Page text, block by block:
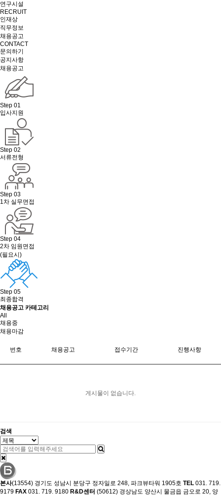
연구시설
RECRUIT
인재상
직무정보
채용공고
CONTACT
문의하기
공지사항
채용공고
Step 01
입사지원
Step 02
서류전형
Step 03
1차 실무면접
Step 04
2차 임원면접
(필요시)
Step 05
최종합격
채용공고 카테고리
All
채용중
채용마감
번호 채용공고 접수기간 진행사항
게시물이 없습니다.
검색
본사(13554) 경기도 성남시 분당구 정자일로 248, 파크뷰타워 1905호 TEL 031. 719.
9179 FAX 031. 719. 9180 R&D센터 (50612) 경상남도 양산시 물금읍 금오로 20, 양